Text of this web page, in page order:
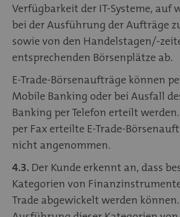
Verfügbarkeit der IT-Systeme, auf
bei der Ausführung der Aufträge
sowie von den Handelstagen/-
entsprechenden Börsenplätze ab.
E-Trade-Börsenaufträge können
Mobile Banking oder bei Ausfall
Banking per Telefon erteilt
per Fax erteilte E-Trade-
nicht angenommen.
4.3. Der Kunde erkennt an, dass
Kategorien von
Trade abgewickelt werden